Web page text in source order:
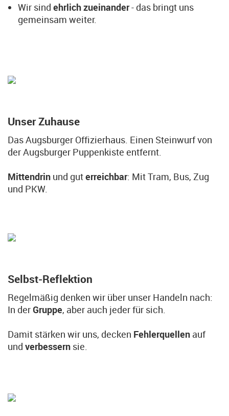
Wir sind ehrlich zueinander- das bringt uns
gemeinsam weiter.
Unser Zuhause
Das Augsburger Offizierhaus. Einen Steinwurf von
der Augsburger Puppenkiste entfernt.
Mittendrin und guterreichbar: Mit Tram, Bus, Zug
und PKW.
Selbst-Reflektion
Regelmäßig denken wir über unser Handeln nach:
In derGruppe, aber auch jeder für sich.
Damit stärken wir uns, decken Fehlerquellen auf
und verbessern sie.